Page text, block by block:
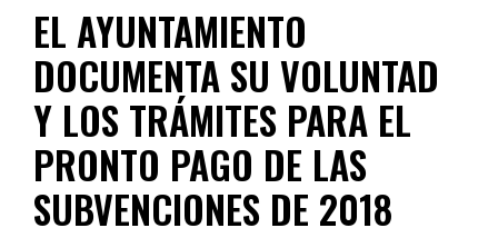
EL AYUNTAMIENTO
DOCUMENTA SU VOLUNTAD
Y LOS TRÁMITES PARA EL
PRONTO PAGO DE LAS
SUBVENCIONES DE 2018